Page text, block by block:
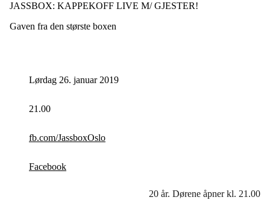
JASSBOX: KAPPEKOFF LIVE M/ GJESTER!
Gaven fra den største boxen
Lørdag 26. januar 2019
21.00
fb.com/JassboxOslo
Facebook
20 år. Dørene åpner kl. 21.00